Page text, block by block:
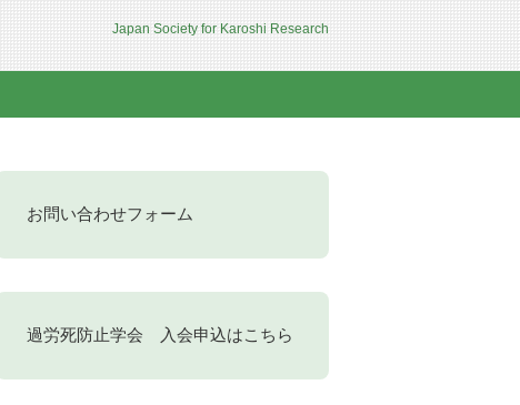
Japan Society for Karoshi Research
お問い合わせフォーム
過労死防止学会 入会申込はこちら